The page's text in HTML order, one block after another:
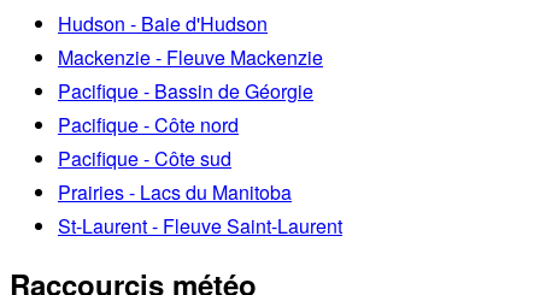
Hudson - Baie d'Hudson
Mackenzie - Fleuve Mackenzie
Pacifique - Bassin de Géorgie
Pacifique - Côte nord
Pacifique - Côte sud
Prairies - Lacs du Manitoba
St-Laurent - Fleuve Saint-Laurent
Raccourcis météo